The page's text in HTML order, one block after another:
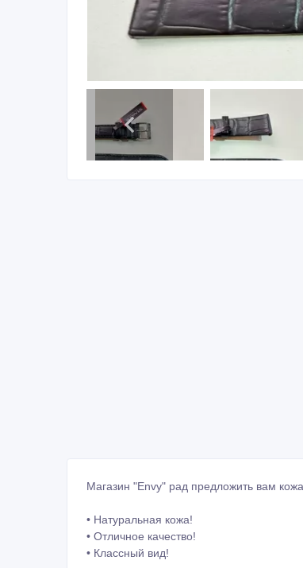
Магазин "Envy" рад предложить вам
• Натуральная кожа!
• Отличное качество!
• Классный вид!